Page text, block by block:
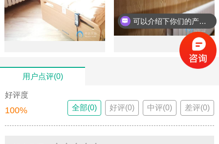
用户点评(0)
好评度
100% 全部(0) 好评(0) 中评(0) 差评(0)
可以介绍下你们的产品么？
你们是怎么收费的呢？